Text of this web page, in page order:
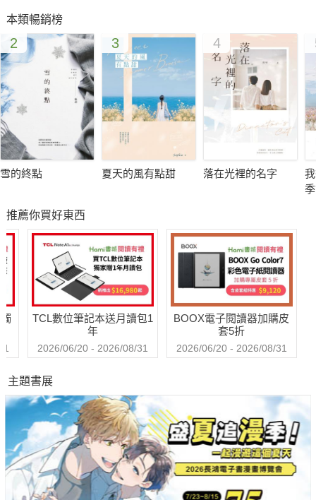
本類暢銷榜
2
雪的終點
3
夏天的風有點甜
4
落在光裡的名字
推薦你買好東西
TCL數位筆記本送月讀包1
年
2026/06/20 - 2026/08/31
BOOX電子閱讀器加購皮
套5折
2026/06/20 - 2026/08/31
主題書展